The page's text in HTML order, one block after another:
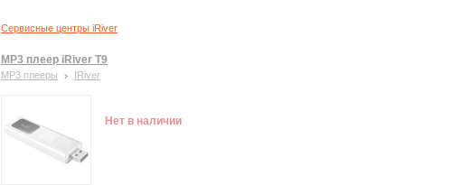
Сервисные центры iRiver
MP3 плеер iRiver T9
MP3 плееры IRiver
Нет в наличии